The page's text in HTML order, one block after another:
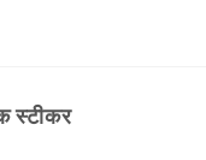
स्टीकर